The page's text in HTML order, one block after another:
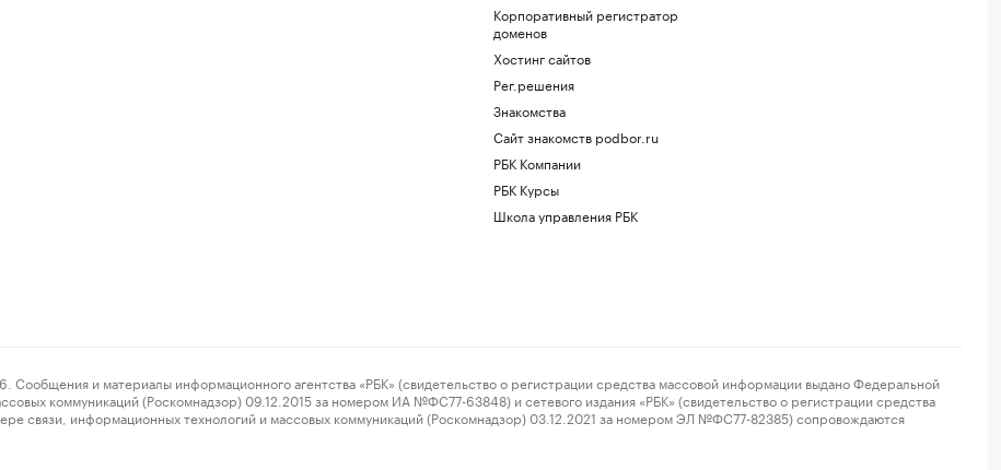
Корпоративный регистратор
доменов
Хостинг сайтов
Рег.решения
Знакомства
Сайт знакомств podbor.ru
РБК Компании
РБК Курсы
Школа управления РБК
и материалы информационного агентства «РБК» (свидетельство о регистрации средства массовой информации выдано Федеральной
коммуникаций (Роскомнадзор) 09.12.2015 за номером ИА №ФС77-63848) и сетевого издания «РБК» (свидетельство о регистрации средства
связи, информационных технологий и массовых коммуникаций (Роскомнадзор) 03.12.2021 за номером ЭЛ №ФС77-82385) сопровождаются